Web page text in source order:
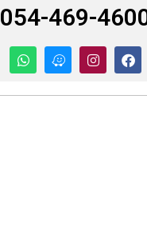
054-469-